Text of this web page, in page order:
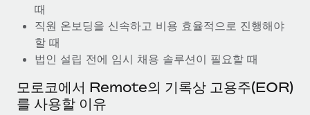
Remote의 사명은 모든 규모의 기업이 전 세계 어디서든 업무에 가
장 적합 사람을 찾아 채용 및 관리하고 급여를 지급하도록 돕는 것
입니다. 이를 위해 최근 몇 주 동안 새로운...
자세히 알아보기
때
직원 온보딩을 신속하고 비용 효율적으로 진행해야
할 때
법인 설립 전에 임시 채용 솔루션이 필요할 때
모로코에서 Remote의 기록상 고용주(EOR)
를 사용할 이유